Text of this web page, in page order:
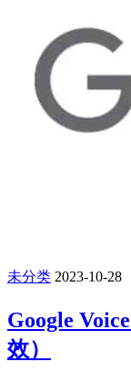
未分类 2023-10-28
Google
效）